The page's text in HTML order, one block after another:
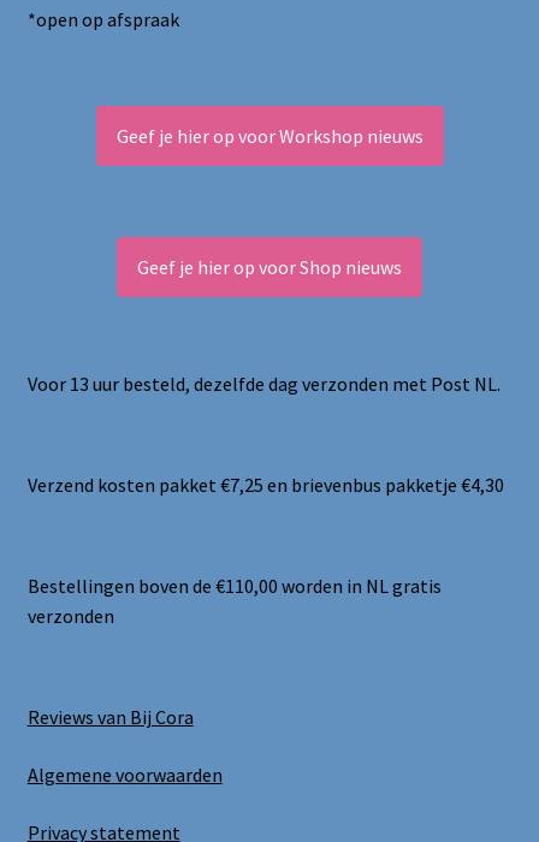
*open op afspraak
Geef je hier op voor Workshop nieuws
Geef je hier op voor Shop nieuws
Voor 13 uur besteld, dezelfde dag verzonden met Post NL.
Verzend kosten pakket €7,25 en brievenbus pakketje €4,30
Bestellingen boven de €110,00 worden in NL gratis
verzonden
Reviews van Bij Cora
Algemene voorwaarden
Privacy statement